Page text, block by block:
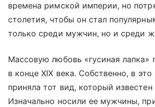
времена римской империи, но
столетия, чтобы он стал
только среди мужчин, но и среди
Массовую любовь «гусиная лапка»
в конце XIX века. Собственно, в
приняла тот вид, который известен
Изначально носили ее мужчины,